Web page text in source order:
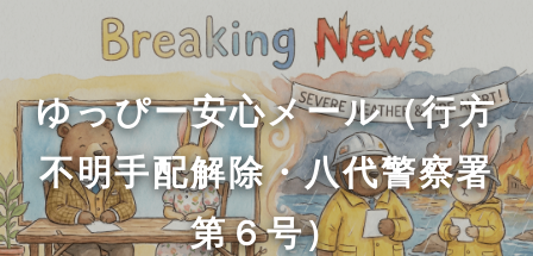
ゆっぴー安心メール（行方
不明手配解除・八代警察署
第６号）